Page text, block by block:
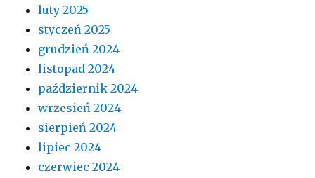
luty 2025
styczeń 2025
grudzień 2024
listopad 2024
październik 2024
wrzesień 2024
sierpień 2024
lipiec 2024
czerwiec 2024